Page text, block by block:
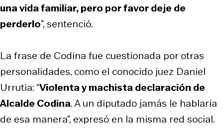
una vida familiar, pero por favor deje de
perderlo”, sentenció.
La frase de Codina fue cuestionada por otras
personalidades, como el conocido juez Daniel
Urrutia: “Violenta y machista declaración de
Alcalde Codina. A un diputado jamás le hablaría
de esa manera”, expresó en la misma red social.